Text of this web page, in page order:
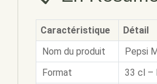
Caractéristique
Détail
Nom du produit
Pepsi
Format
33 cl –